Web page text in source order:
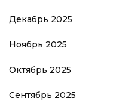
Декабрь 2025
Ноябрь 2025
Октябрь 2025
Сентябрь 2025